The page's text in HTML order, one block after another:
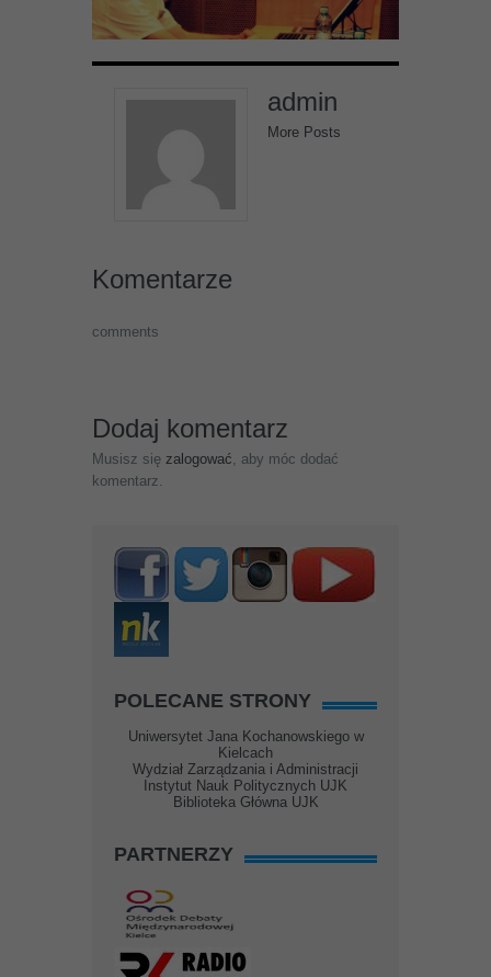
admin
More Posts
Komentarze
comments
Dodaj komentarz
Musisz się zalogować , aby móc dodać
komentarz.
POLECANE STRONY
Uniwersytet Jana Kochanowskiego w
Kielcach
Wydział Zarządzania i Administracji
Instytut Nauk Politycznych UJK
Biblioteka Główna UJK
PARTNERZY